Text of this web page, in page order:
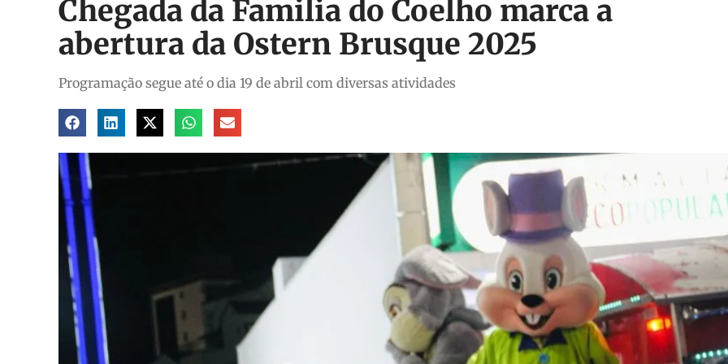
Chegada da Familia do Coelho marca a
abertura da Ostern Brusque 2025
Programação segue até o dia 19 de abril com diversas atividades